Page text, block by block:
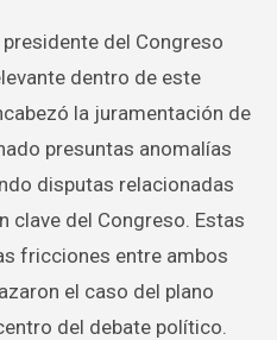
del Congreso
dentro de este
la juramentación de
presuntas anomalías
disputas relacionadas
clave del Congreso. Estas
fricciones entre ambos
el caso del plano
del debate político.